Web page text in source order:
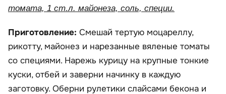
томата, 1 ст.л. майонеза, соль, специи.
Приготовление: Смешай тертую моцареллу,
рикотту, майонез и нарезанные вяленые томаты
со специями. Нарежь курицу на крупные тонкие
куски, отбей и заверни начинку в каждую
заготовку. Оберни рулетики слайсами бекона и